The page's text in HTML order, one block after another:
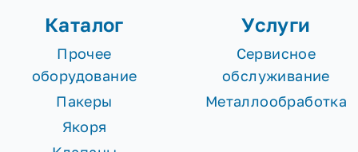
Каталог
Прочее
оборудование
Пакеры
Якоря
Услуги
Сервисное
обслуживание
Металлообработка